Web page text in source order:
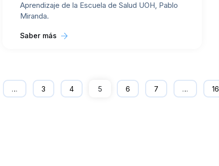
Aprendizaje de la Escuela de Salud UOH, Pablo
Miranda.
Saber más
3 4 5 6 7 16